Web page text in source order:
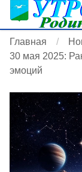
Главная
30 мая 2025:
эмоций